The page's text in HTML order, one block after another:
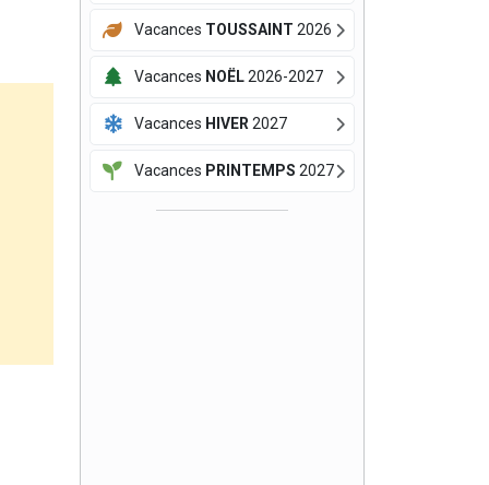
Vacances TOUSSAINT 2026
Vacances NOËL2026-2027
Vacances HIVER 2027
Vacances PRINTEMPS 2027